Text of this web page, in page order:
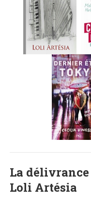
MES CRITIQUES
MES ARTICLES
MARION
MES FUTURES
LECTURES
MES CRITIQUES
MES ARTICLES
MES FUTURES
LECTURES
MES CRITIQUES
STEVEN
MES FUTURES
La délivrance
Loli Artésia